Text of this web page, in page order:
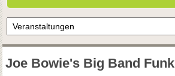
Joe Bowie's Big Band Funk